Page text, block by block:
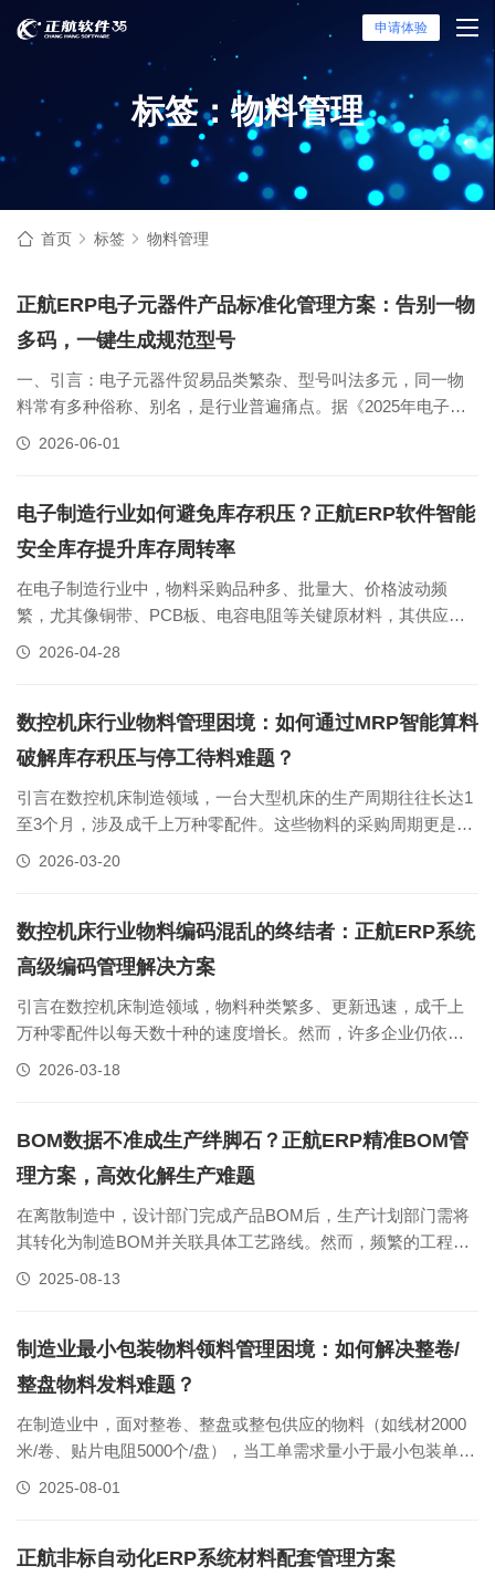
申请体验
标签：物料管理
首页 标签 物料管理
正航ERP电子元器件产品标准化管理方案：告别一物
多码，一键生成规范型号
一、引言：电子元器件贸易品类繁杂、型号叫法多元，同一物
料常有多种俗称、别名，是行业普遍痛点。据《2025年电子分
销行业调研数据》显示，超65%的元器件贸易企业存在“一物多
繁的产品迭代，使非......
2026-06-01
电子制造行业如何避免库存积压？正航ERP软件智能
安全库存提升库存周转率
在电子制造行业中，物料采购品种多、批量大、价格波动频
繁，尤其像铜带、PCB板、电容电阻等关键原材料，其供应稳
定性直接影响生产排程与订单交付能力。企业通常需要根据市
排查采购需求，导致人力成......
2026-04-28
数控机床行业物料管理困境：如何通过MRP智能算料
破解库存积压与停工待料难题？
引言在数控机床制造领域，一台大型机床的生产周期往往长达1
至3个月，涉及成千上万种零配件。这些物料的采购周期更是天
差地别，有的标准件当天可到，有的进口主轴则需要等待半
Excel管控，极易陷入......
2026-03-20
数控机床行业物料编码混乱的终结者：正航ERP系统
高级编码管理解决方案
引言在数控机床制造领域，物料种类繁多、更新迅速，成千上
万种零配件以每天数十种的速度增长。然而，许多企业仍依
赖“粗大类+流水码”的手工编码方式，导致一物多码、多物一码
效率？正航ERP系统通过高......
2026-03-18
BOM数据不准成生产绊脚石？正航ERP精准BOM管
理方案，高效化解生产难题
在离散制造中，设计部门完成产品BOM后，生产计划部门需将
其转化为制造BOM并关联具体工艺路线。然而，频繁的工程变
更（如零件替换、工艺调整）若未能及时、准确地同步到制造
及时更新，车间工单仍按......
2025-08-13
制造业最小包装物料领料管理困境：如何解决整卷/
整盘物料发料难题？
在制造业中，面对整卷、整盘或整包供应的物料（如线材2000
米/卷、贴片电阻5000个/盘），当工单需求量小于最小包装单位
时，仓库常常陷入两难：不发整包无法满足生产，发整包又造
录表格......
2025-08-01
正航非标自动化ERP系统材料配套管理方案